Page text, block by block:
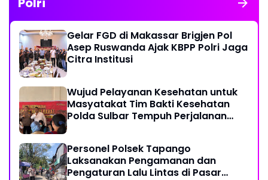
Gelar FGD di Makassar Brigjen Pol
Asep Ruswanda Ajak KBPP Polri Jaga
Citra Institusi
Wujud Pelayanan Kesehatan untuk
Masyatakat Tim Bakti Kesehatan
Polda Sulbar Tempuh Perjalanan
Personel Polsek Tapango
Laksanakan Pengamanan dan
Pengaturan Lalu Lintas di Pasar